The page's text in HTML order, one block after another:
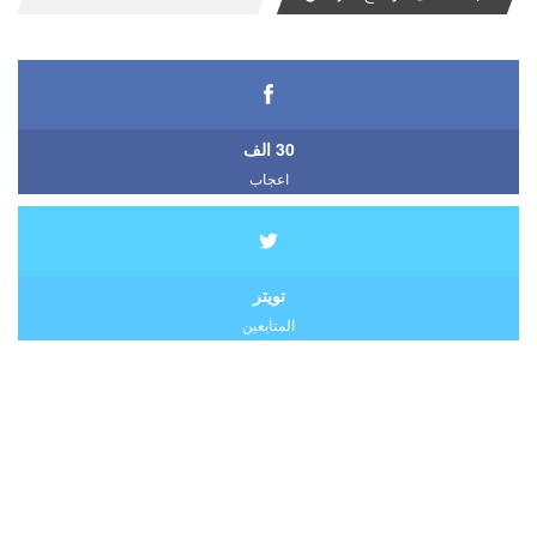
30 الف
اعجاب
تويتر
المتابعين